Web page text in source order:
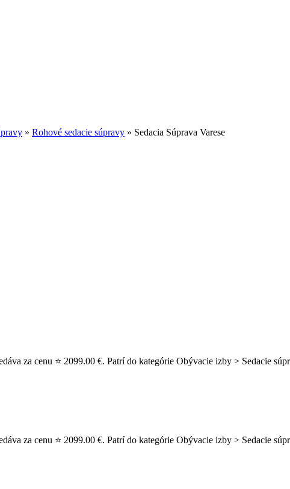
» Rohové sedacie súpravy » Sedacia Súprava Varese
za cenu ⭐ 2099.00 €. Patrí do kategórie Obývacie izby > Sedacie
za cenu ⭐ 2099.00 €. Patrí do kategórie Obývacie izby > Sedacie